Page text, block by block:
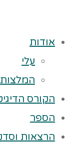
אודות
עלי
המלצות
הקורס
הספר
הרצאות